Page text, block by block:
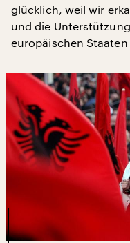
glücklich, weil wir
und die
europäischen Staaten